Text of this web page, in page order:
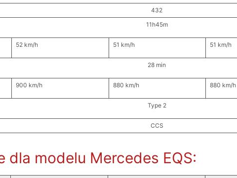
432
11h45m
52 km/h 51 km/h 51 km/h
28 min
900 km/h 880 km/h 880 km/h
Type 2
CCS
dla modelu Mercedes EQS: